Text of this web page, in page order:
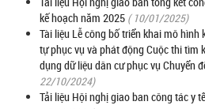
kế hoạch năm 2025 ( 10/01/2025)
Tài liệu Lễ công bố triển khai mô
tự phục vụ và phát động Cuộc thi tìm
dụng dữ liệu dân cư phục vụ Chuyển
22/10/2024)
Tải liệu Hội nghị giao ban công tác y